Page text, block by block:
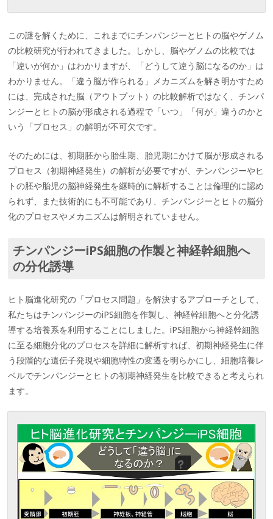
この謎を解くために、これまでにチンパンジーとヒトの脳やゲノム
の比較研究が行われてきました。しかし、脳やゲノムの比較では
「違いが何か」はわかりますが、「どうして違う脳になるのか」は
わかりません。「違う脳が作られる」メカニズムを解き明かすため
には、完成された脳（アウトプット）の比較解析ではなく、チンパ
ンジーとヒトの脳が形成される過程で「いつ」「何が」違うのかと
いう「プロセス」の解明が不可欠です。
そのためには、初期胚から胎生期、胎児期にかけて脳が形成される
プロセス（初期神経発生）の解析が必要ですが、チンパンジーやヒ
トの胚や胎児の脳神経発生を継時的に解析することは倫理的に認め
られず、また技術的にも不可能であり、チンパンジーとヒトの脳分
化のプロセスやメカニズムは解明されていません。
チンパンジーiPS細胞の作製と神経幹細胞へ
の分化誘導
ヒト脳進化研究の「プロセス問題」を解決するアプローチとして、
私たちはチンパンジーのiPS細胞を作製し、神経幹細胞へと分化誘
導する培養系を利用することにしました。iPS細胞から神経幹細胞
に至る細胞分化のプロセスを詳細に解析すれば、初期神経発生に伴
う段階的な遺伝子発現や細胞特性の変遷を明らかにし、細胞培養レ
ベルでチンパンジーとヒトの初期神経発生を比較できると考えられ
ます。